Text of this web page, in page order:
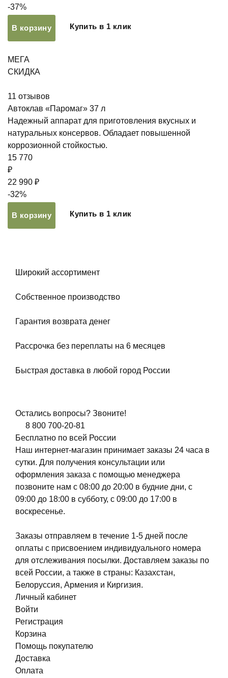
-37%
В корзину Купить в 1 клик
МЕГА
СКИДКА
11 отзывов
Автоклав «Паромаг» 37 л
Надежный аппарат для приготовления вкусных и
натуральных консервов. Обладает повышенной
коррозионной стойкостью.
15 770
₽
22 990 ₽
-32%
В корзину Купить в 1 клик
Широкий ассортимент
Собственное производство
Гарантия возврата денег
Рассрочка без переплаты на 6 месяцев
Быстрая доставка в любой город России
Остались вопросы? Звоните!
8 800 700-20-81
Бесплатно по всей России
Наш интернет-магазин принимает заказы 24 часа в
сутки. Для получения консультации или
оформления заказа с помощью менеджера
позвоните нам с 08:00 до 20:00 в будние дни, с
09:00 до 18:00 в субботу, с 09:00 до 17:00 в
воскресенье.
Заказы отправляем в течение 1-5 дней после
оплаты с присвоением индивидуального номера
для отслеживания посылки. Доставляем заказы по
всей России, а также в страны: Казахстан,
Белоруссия, Армения и Киргизия.
Личный кабинет
Войти
Регистрация
Корзина
Помощь покупателю
Доставка
Оплата